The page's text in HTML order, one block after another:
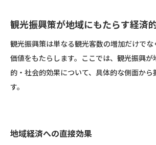
観光振興策が地域にもたらす経済
観光振興策は単なる観光客数の増加だけで
価値をもたらします。ここでは、観光振興
的・社会的効果について、具体的な側面から
す。
地域経済への直接効果